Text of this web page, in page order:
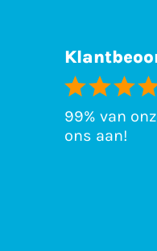
99% van
ons aan!